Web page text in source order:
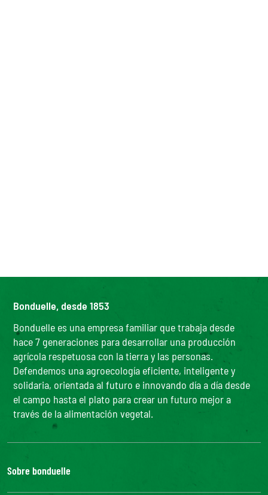
Bonduelle, desde 1853
Bonduelle es una empresa familiar que trabaja desde
hace 7 generaciones para desarrollar una producción
agrícola respetuosa con la tierra y las personas.
Defendemos una agroecología eficiente, inteligente y
solidaria, orientada al futuro e innovando día a día desde
el campo hasta el plato para crear un futuro mejor a
través de la alimentación vegetal.
Sobre bonduelle
Nuestra historia